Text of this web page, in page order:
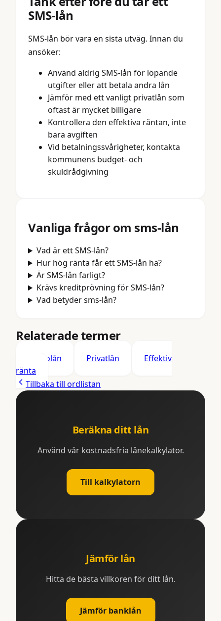
SMS-lån
SMS-lån bör vara en sista utväg. Innan du
ansöker:
Använd aldrig SMS-lån för löpande
utgifter eller att betala andra lån
Jämför med ett vanligt privatlån som
oftast är mycket billigare
Kontrollera den effektiva räntan, inte
bara avgiften
Vid betalningssvårigheter, kontakta
kommunens budget- och
skuldrådgivning
Vanliga frågor om sms-lån
Vad är ett SMS-lån?
Hur hög ränta får ett SMS-lån ha?
Är SMS-lån farligt?
Krävs kreditprövning för SMS-lån?
Vad betyder sms-lån?
Relaterade termer
Mikrolån Privatlån
Effektiv
ränta
Tillbaka till ordlistan
Beräkna ditt lån
Använd vår kostnadsfria lånekalkylator.
Till kalkylatorn
Jämför lån
Hitta de bästa villkoren för ditt lån.
Jämför banklån